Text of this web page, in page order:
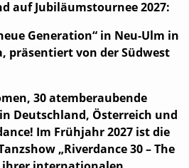
auf Jubiläumstournee 2027:
Generation“ in Neu-Ulm in
präsentiert von der Südwest
30 atemberaubende
in Deutschland, Österreich und
Im Frühjahr 2027 ist die
„Riverdance 30 – The